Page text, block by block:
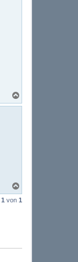
a
a
c
1 von 1